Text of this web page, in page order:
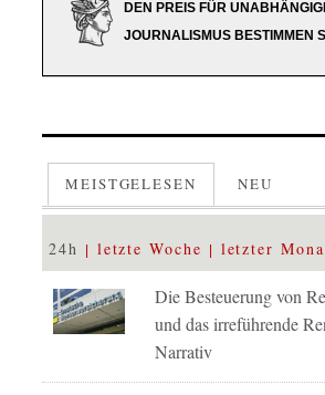
DEN PREIS FÜR
JOURNALISMUS BESTIMMEN
MEISTGELESEN NEU
24h letzte Woche letzter
Die Besteuerung von
und das irreführende
Narrativ